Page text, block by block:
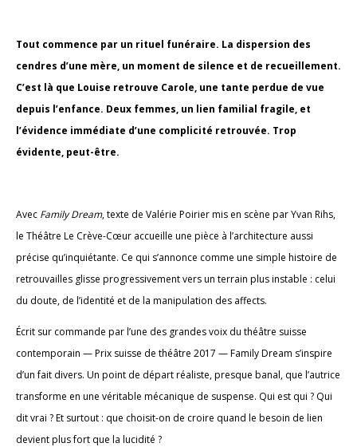
Tout commence par un rituel funéraire. La dispersion des
cendres d’une mère, un moment de silence et de recueillement.
C’est là que Louise retrouve Carole, une tante perdue de vue
depuis l’enfance. Deux femmes, un lien familial fragile, et
l’évidence immédiate d’une complicité retrouvée. Trop
évidente, peut-être.
Avec Family Dream, texte de Valérie Poirier mis en scène par Yvan Rihs,
le Théâtre Le Crève-Cœur accueille une pièce à l’architecture aussi
précise qu’inquiétante. Ce qui s’annonce comme une simple histoire de
retrouvailles glisse progressivement vers un terrain plus instable : celui
du doute, de l’identité et de la manipulation des affects.
Écrit sur commande par l’une des grandes voix du théâtre suisse
contemporain — Prix suisse de théâtre 2017 — Family Dream s’inspire
d’un fait divers. Un point de départ réaliste, presque banal, que l’autrice
transforme en une véritable mécanique de suspense. Qui est qui ? Qui
dit vrai ? Et surtout : que choisit-on de croire quand le besoin de lien
devient plus fort que la lucidité ?